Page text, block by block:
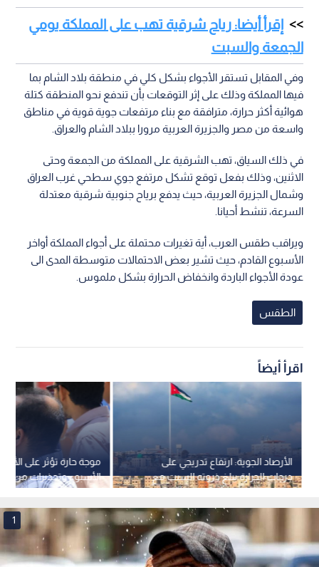
إقرأ أيضا: رياح شرقية تهب على المملكة يومي
الجمعة والسبت
وفي المقابل تستقر الأجواء بشكل كلي في منطقة بلاد الشام بما
فيها المملكة وذلك على إثر التوقعات بأن تندفع نحو المنطقة كتلة
هوائية أكثر حرارة، مترافقة مع بناء مرتفعات جوية قوية في مناطق
واسعة من مصر والجزيرة العربية مرورا ببلاد الشام والعراق.
في ذلك السياق، تهب الشرقية على المملكة من الجمعة وحتى
الاثنين، وذلك بفعل توقع تشكل مرتفع جوي سطحي غرب العراق
وشمال الجزيرة العربية، حيث يدفع برياح جنوبية شرقية معتدلة
السرعة، تنشط أحيانا.
ويراقب طقس العرب، أية تغيرات محتملة على أجواء المملكة أواخر
الأسبوع القادم، حيث تشير بعض الاحتمالات متوسطة المدى الى
عودة الأجواء الباردة وانخفاض الحرارة بشكل ملموس.
الطقس
اقرأ أيضاً
موجة حارة تؤثر على
الأسبوع وتحذيرات من
المباشر للشمس
الأرصاد الجوية: ارتفاع تدريجي على
درجات الحرارة يبلغ ذروته السبت مع
استمرار الأجواء الحارة حتى الاثنين
1